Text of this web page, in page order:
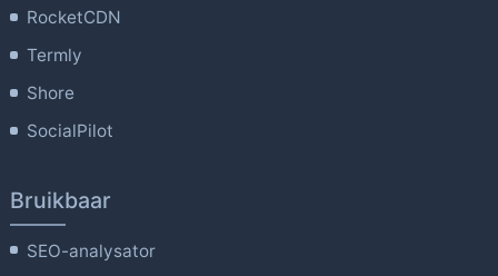
RocketCDN
Termly
Shore
SocialPilot
Bruikbaar
SEO-analysator